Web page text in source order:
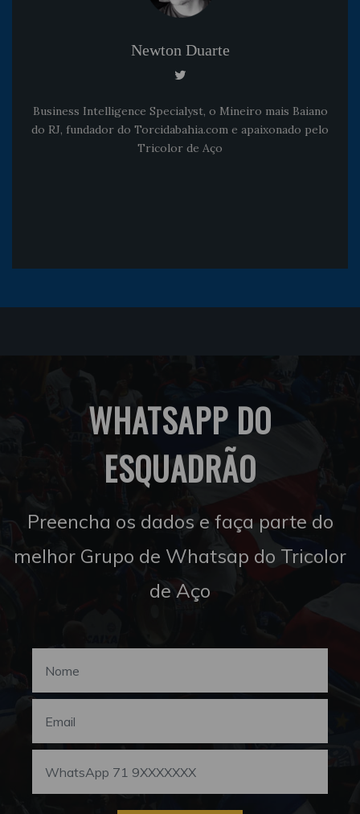
Newton Duarte
Business Intelligence Specialyst, o Mineiro mais Baiano
do RJ, fundador do Torcidabahia.com e apaixonado pelo
Tricolor de Aço
WHATSAPP DO
ESQUADRÃO
Preencha os dados e faça parte do
melhor Grupo de Whatsap do Tricolor
de Aço